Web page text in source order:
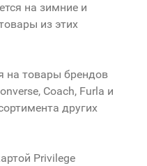
на зимние и
из этих
на товары брендов
Coach, Furla и
других
Privilege